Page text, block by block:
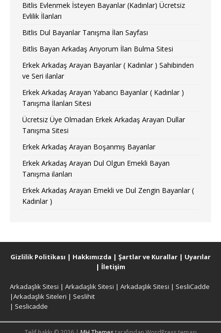
Bitlis Evlenmek İsteyen Bayanlar (Kadınlar) Ücretsiz
Evlilik İlanları
Bitlis Dul Bayanlar Tanışma İlan Sayfası
Bitlis Bayan Arkadaş Arıyorum İlan Bulma Sitesi
Erkek Arkadaş Arayan Bayanlar ( Kadınlar ) Sahibinden
ve Seri ilanlar
Erkek Arkadaş Arayan Yabancı Bayanlar ( Kadınlar )
Tanışma İlanları Sitesi
Ücretsiz Üye Olmadan Erkek Arkadaş Arayan Dullar
Tanışma Sitesi
Erkek Arkadaş Arayan Boşanmış Bayanlar
Erkek Arkadaş Arayan Dul Olgun Emekli Bayan
Tanışma ilanları
Erkek Arkadaş Arayan Emekli ve Dul Zengin Bayanlar (
Kadınlar )
Gizlilik Politikası | Hakkımızda | Şartlar ve Kurallar | Uyarılar
| İletişim
Arkadaşlık Sitesi | Arkadaşlık Sitesi | Arkadaşlık Sitesi | SesliCadde
|Arkadaşlık Siteleri | Seslihit
| Seslicadde